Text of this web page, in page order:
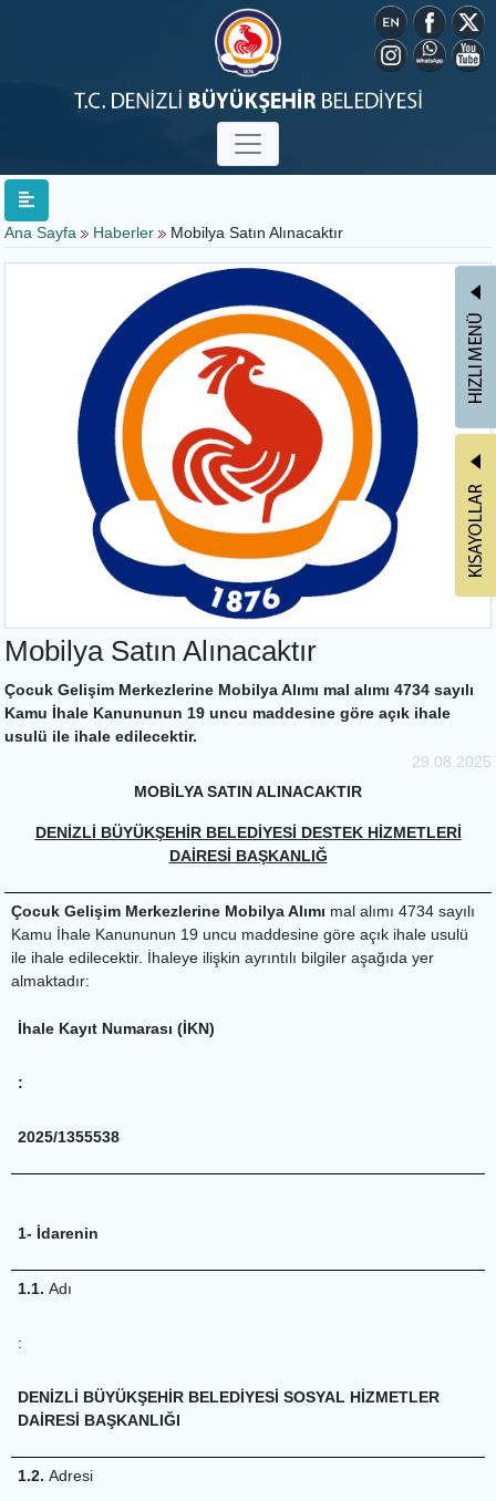
Ana Sayfa Haberler Mobilya Satın Alınacaktır
Mobilya Satın Alınacaktır
Çocuk Gelişim Merkezlerine Mobilya Alımı mal alımı 4734 sayılı
Kamu İhale Kanununun 19 uncu maddesine göre açık ihale
usulü ile ihale edilecektir.
29.08.2025
MOBİLYA SATIN ALINACAKTIR
DENİZLİ BÜYÜKŞEHİR BELEDİYESİ DESTEK HİZMETLERİ
DAİRESİ BAŞKANLIĞ
Çocuk Gelişim Merkezlerine Mobilya Alımı mal alımı 4734 sayılı
Kamu İhale Kanununun 19 uncu maddesine göre açık ihale usulü
ile ihale edilecektir. İhaleye ilişkin ayrıntılı bilgiler aşağıda yer
almaktadır:
İhale Kayıt Numarası (İKN)
:
2025/1355538
1- İdarenin
1.1. Adı
:
DENİZLİ BÜYÜKŞEHİR BELEDİYESİ SOSYAL HİZMETLER
DAİRESİ BAŞKANLIĞI
1.2. Adresi